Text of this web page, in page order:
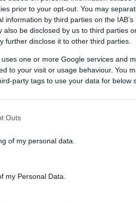
prior to your opt-out. You may
information by third parties on the
also be disclosed by us to third parties
further disclose it to other third parties.
one or more Google services and
to your visit or usage behaviour. You
party tags to use your data for below
Outs
of my personal data.
my Personal Data.